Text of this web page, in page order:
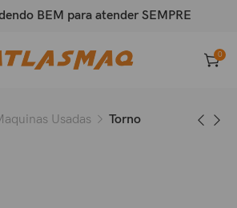
BEM para atender SEMPRE
0
Usadas
Torno